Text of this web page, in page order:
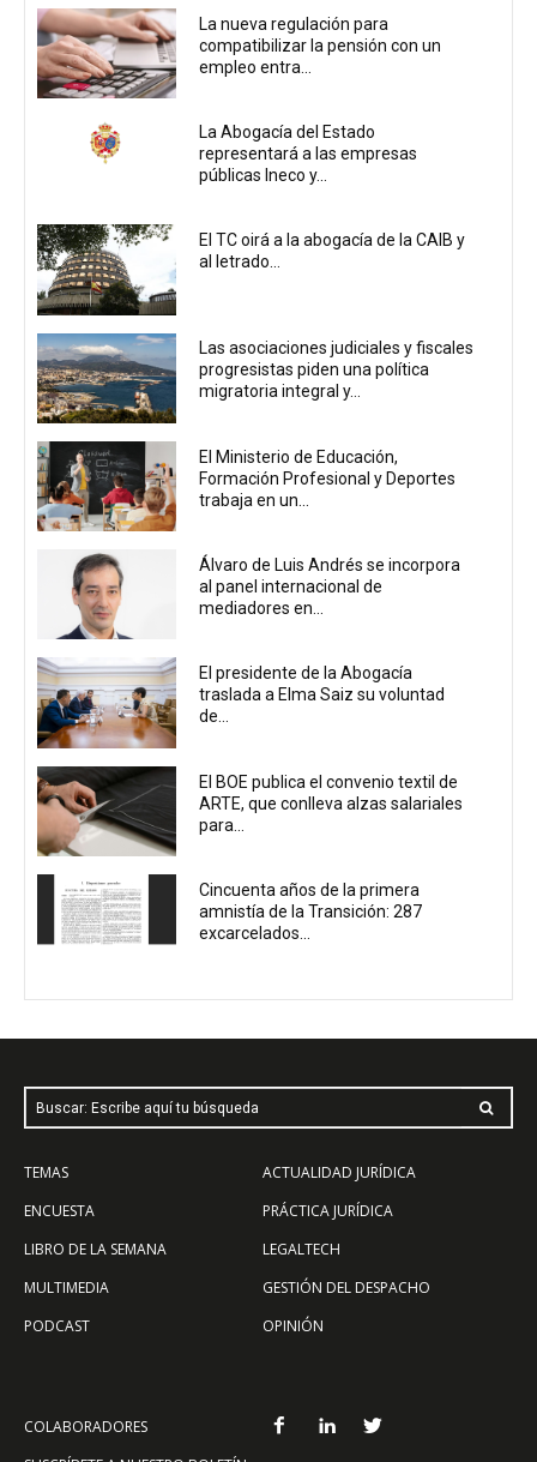
La nueva regulación para
compatibilizar la pensión con un
empleo entra...
La Abogacía del Estado
representará a las empresas
públicas Ineco y...
El TC oirá a la abogacía de la CAIB y
al letrado...
Las asociaciones judiciales y fiscales
progresistas piden una política
migratoria integral y...
El Ministerio de Educación,
Formación Profesional y Deportes
trabaja en un...
Álvaro de Luis Andrés se incorpora
al panel internacional de
mediadores en...
El presidente de la Abogacía
traslada a Elma Saiz su voluntad
de...
El BOE publica el convenio textil de
ARTE, que conlleva alzas salariales
para...
Cincuenta años de la primera
amnistía de la Transición: 287
excarcelados...
Buscar: Escribe aquí tu búsqueda
TEMAS
ENCUESTA
LIBRO DE LA SEMANA
MULTIMEDIA
PODCAST
ACTUALIDAD JURÍDICA
PRÁCTICA JURÍDICA
LEGALTECH
GESTIÓN DEL DESPACHO
OPINIÓN
COLABORADORES